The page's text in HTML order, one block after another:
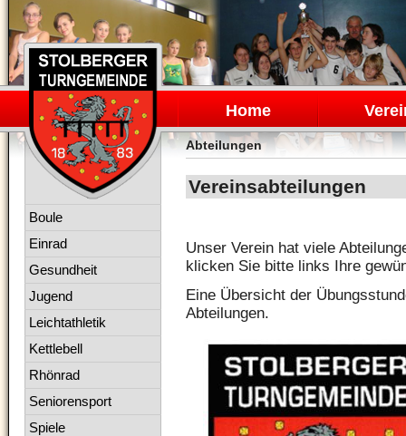
Navigation
überspringen
Home
Abteilungen
Vereinsabteilungen
Unser Verein hat viele
klicken Sie bitte links Ihre
Eine Übersicht der
Abteilungen.
Navigation
Boule
Einrad
Gesundheit
Jugend
Leichtathletik
Kettlebell
Rhönrad
Seniorensport
Spiele